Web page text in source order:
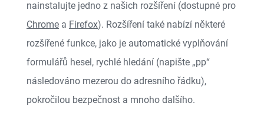
nainstalujte jedno z našich rozšíření (dostupné pro
Chrome a Firefox). Rozšíření také nabízí některé
rozšířené funkce, jako je automatické vyplňování
formulářů hesel, rychlé hledání (napište „pp“
následováno mezerou do adresního řádku),
pokročilou bezpečnost a mnoho dalšího.